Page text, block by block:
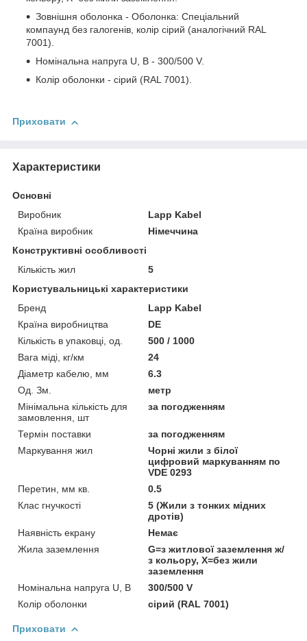
Зовнішня оболонка - Оболонка: Спеціальний
компаунд без галогенів, колір сірий (аналогічний RAL
7001).
Номінальна напруга U, В - 300/500 V.
Колір оболонки - сірий (RAL 7001).
Приховати
Характеристики
Основні
Виробник
Lapp Kabel
Країна виробник
Німеччина
Конструктивні особливості
Кількість жил
5
Користувальницькі характеристики
Бренд
Lapp Kabel
Країна виробництва
DE
Кількість в упаковці, од.
500 / 1000
Вага міді, кг/км
24
Діаметр кабелю, мм
6.3
Од. Зм.
метр
Мінімальна кількість для
замовлення, шт
за погодженням
Термін поставки
за погодженням
Маркування жил
Чорні жили з білої
цифровий маркуванням по
VDE 0293
Перетин, мм кв.
0.5
Клас гнучкості
5 (Жили з тонких мідних
дротів)
Наявність екрану
Немає
Жила заземлення
G=з житлової заземлення ж/
з кольору, Х=без жили
заземлення
Номінальна напруга U, В
300/500 V
Колір оболонки
сірий (RAL 7001)
Приховати